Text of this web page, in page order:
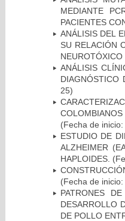
MEDIANTE
PACIENTES
ANÁLISIS DEL
SU RELACIÓN
NEUROTÓXICO
ANÁLISIS
DIAGNÓSTICO
25)
(Fecha de
ESTUDIO DE
ALZHEIMER
HAPLOIDES.
(Fecha de
PATRONES
DESARROLLO
DE POLLO